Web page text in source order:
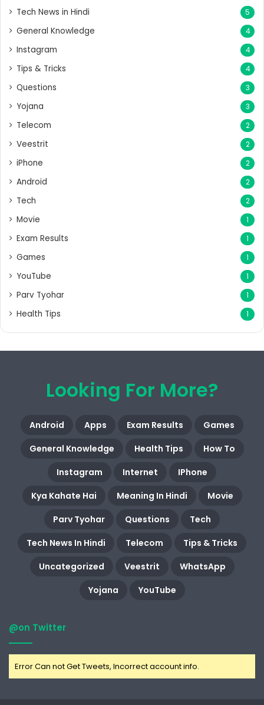
Tech News in Hindi 5
General Knowledge 4
Instagram 4
Tips & Tricks 4
Questions 3
Yojana 3
Telecom 2
Veestrit 2
iPhone 2
Android 2
Tech 2
Movie 1
Exam Results 1
Games 1
YouTube 1
Parv Tyohar 1
Health Tips 1
Looking For More?
Android Apps Exam Results
Games
General Knowledge
Health Tips
How To
Instagram
Internet
IPhone
Kya Kahate Hai
Meaning In Hindi
Movie
Parv Tyohar
Questions
Tech
Tech News In Hindi
Telecom
Tips & Tricks
Uncategorized
Veestrit
WhatsApp
Yojana
YouTube
@on Twitter
Error Can not Get Tweets, Incorrect account info.